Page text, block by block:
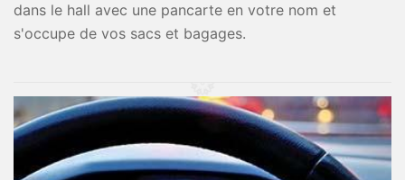
dans le hall avec une pancarte en votre nom et
s'occupe de vos sacs et bagages.